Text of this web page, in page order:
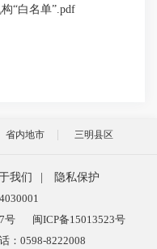
“白名单”.pdf
省内地市 三明县区
我们
隐私保护
号
闽ICP备15013523号
：0598-8222008